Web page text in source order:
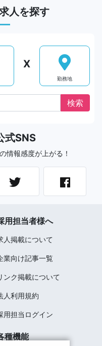
人を探す
X
勤務地
式SNS
情報感度が上がる！
用担当者様へ
人掲載について
業向け記事一覧
ンク掲載について
人利用規約
用担当ログイン
種機能